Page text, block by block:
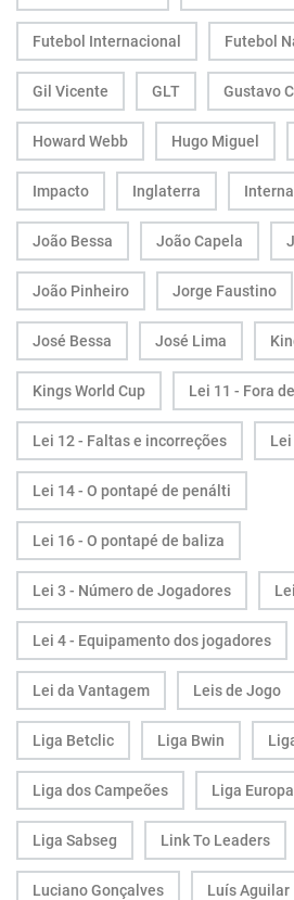
Futebol Internacional Futebol
Gil Vicente GLT Gustavo
Howard Webb Hugo Miguel
Impacto Inglaterra
João Bessa João Capela
João Pinheiro Jorge Faustino
José Bessa José Lima
Kings World Cup Lei 11 - Fora
Lei 12 - Faltas e incorreções
Lei 14 - O pontapé de penálti
Lei 16 - O pontapé de baliza
Lei 3 - Número de Jogadores
Lei 4 - Equipamento dos jogadores
Lei da Vantagem Leis de Jogo
Liga Betclic Liga Bwin
Liga dos Campeões Liga Europa
Liga Sabseg Link To Leaders
Luciano Gonçalves Luís Aguilar